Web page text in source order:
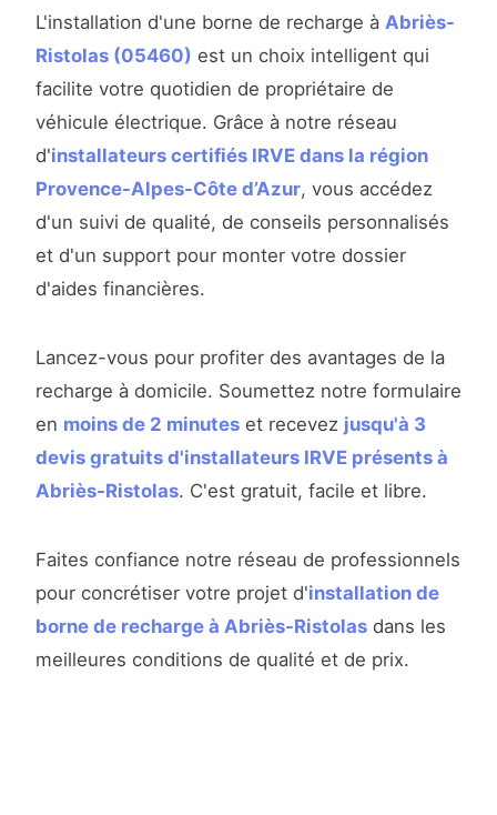
L'installation d'une borne de recharge à Abriès-
Ristolas (05460) est un choix intelligent qui
facilite votre quotidien de propriétaire de
véhicule électrique. Grâce à notre réseau
d'installateurs certifiés IRVE dans la région
Provence-Alpes-Côte d’Azur, vous accédez
d'un suivi de qualité, de conseils personnalisés
et d'un support pour monter votre dossier
d'aides financières.
Lancez-vous pour profiter des avantages de la
recharge à domicile. Soumettez notre formulaire
en moins de 2 minutes et recevez jusqu'à 3
devis gratuits d'installateurs IRVE présents à
Abriès-Ristolas. C'est gratuit, facile et libre.
Faites confiance notre réseau de professionnels
pour concrétiser votre projet d'installation de
borne de recharge à Abriès-Ristolas dans les
meilleures conditions de qualité et de prix.